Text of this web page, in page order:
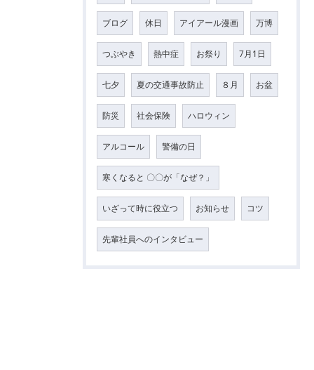
ブログ 休日 アイアール漫画 万博
つぶやき 熱中症 お祭り 7月1日
七夕 夏の交通事故防止 ８月 お盆
防災 社会保険 ハロウィン
アルコール 警備の日
寒くなると 〇〇が「なぜ？」
いざって時に役立つ お知らせ コツ
先輩社員へのインタビュー